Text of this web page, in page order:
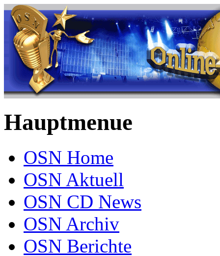
Hauptmenue
OSN Home
OSN Aktuell
OSN CD News
OSN Archiv
OSN Berichte